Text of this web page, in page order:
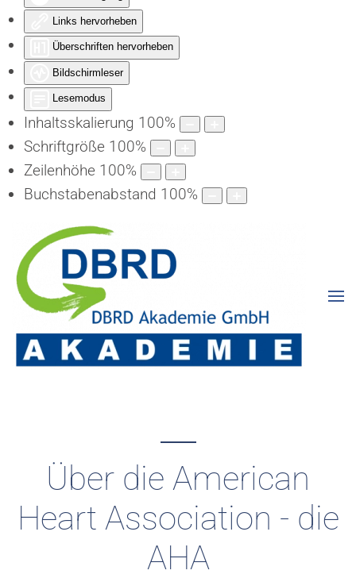
Links hervorheben
Überschriften hervorheben
Bildschirmleser
Lesemodus
Inhaltsskalierung 100%
Schriftgröße 100%
Zeilenhöhe 100%
Buchstabenabstand 100%
Über die American
Heart Association - die
AHA